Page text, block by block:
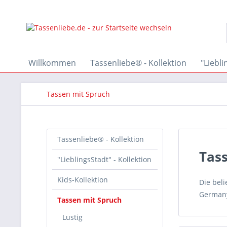
Willkommen Tassenliebe® - Kollektion
Tassen mit Spruch
Tassenliebe® - Kollektion
"LieblingsStadt" - Kollektion
Kids-Kollektion
Tassen mit Spruch
Lustig
Die